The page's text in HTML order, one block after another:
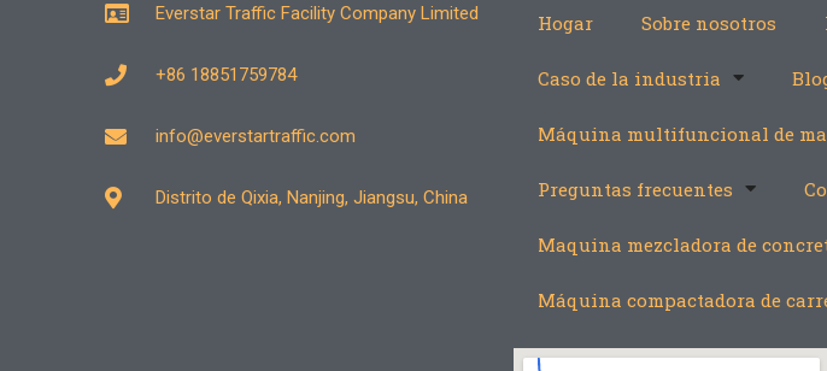
Everstar Traffic Facility Company Limited
+86 18851759784
info@everstartraffic.com
Distrito de Qixia, Nanjing, Jiangsu, China
Hogar Sobre nosotros
Caso de la industria
Máquina multifuncional de
Preguntas frecuentes
Maquina mezcladora de
Máquina compactadora de